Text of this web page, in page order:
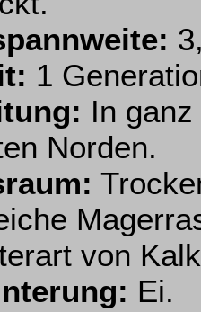
1
In
Norden.
von
Ei.